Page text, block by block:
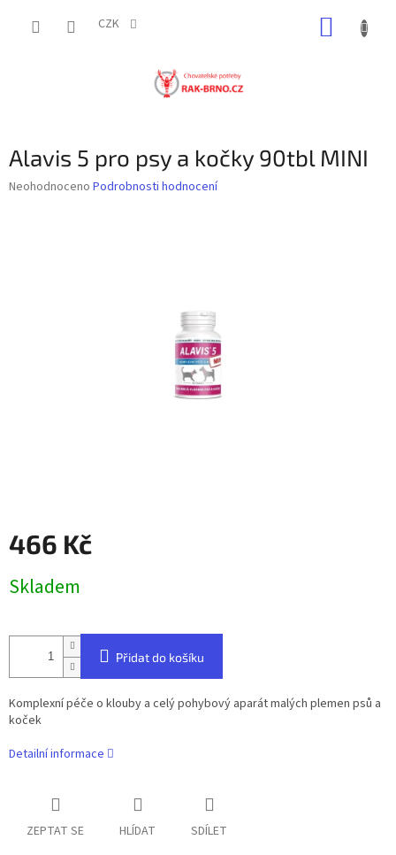
CZK
Alavis 5 pro psy a kočky 90tbl MINI
Průměrné
Neohodnoceno Podrobnosti hodnocení
466 Kč
cena:
Skladem
Přidat do košíku
Komplexní péče o klouby a celý pohybový aparát malých plemen psů a
koček
Detailní informace
ZEPTAT SE HLÍDAT SDÍLET